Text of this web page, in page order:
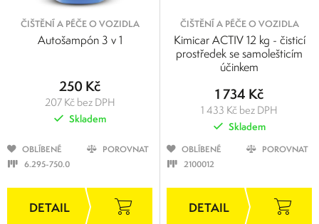
ČIŠTĚNÍ A PÉČE O VOZIDLA
Autošampón 3 v 1
250 Kč
207 Kč bez DPH
Skladem
OBLÍBENÉ
POROVNAT
6.295-750.0
ČIŠTĚNÍ A PÉČE O VOZIDLA
Kimicar ACTIV 12 kg - čisticí
prostředek se samolešticím
účinkem
1 734 Kč
1 433 Kč bez DPH
Skladem
OBLÍBENÉ
POROVNAT
2100012